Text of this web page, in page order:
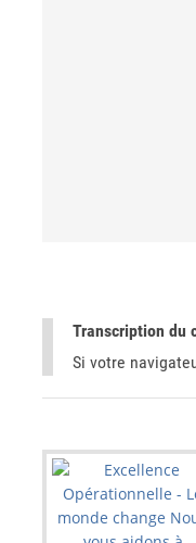
Transcription du
Si votre